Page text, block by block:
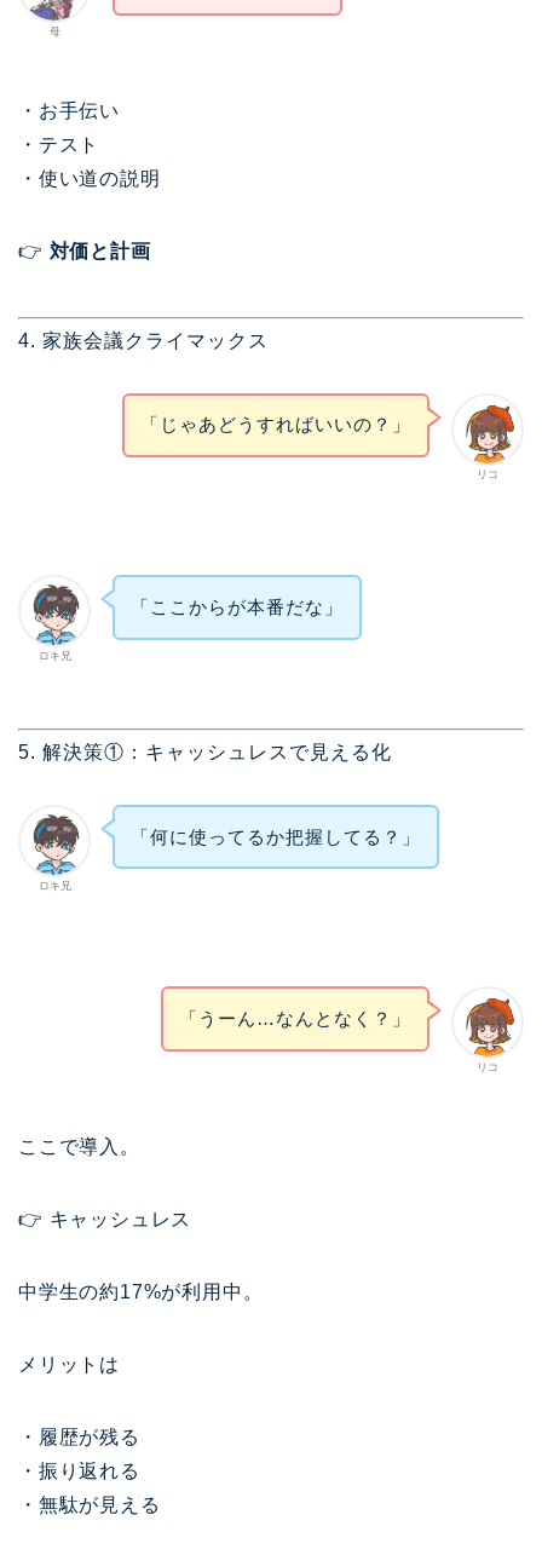
母
・お手伝い
・テスト
・使い道の説明
👉 対価と計画
4. 家族会議クライマックス
リコ
「じゃあどうすればいいの？」
ロキ兄
「ここからが本番だな」
5. 解決策①：キャッシュレスで見える化
ロキ兄
「何に使ってるか把握してる？」
リコ
「うーん…なんとなく？」
ここで導入。
👉 キャッシュレス
中学生の約17%が利用中。
メリットは
・履歴が残る
・振り返れる
・無駄が見える